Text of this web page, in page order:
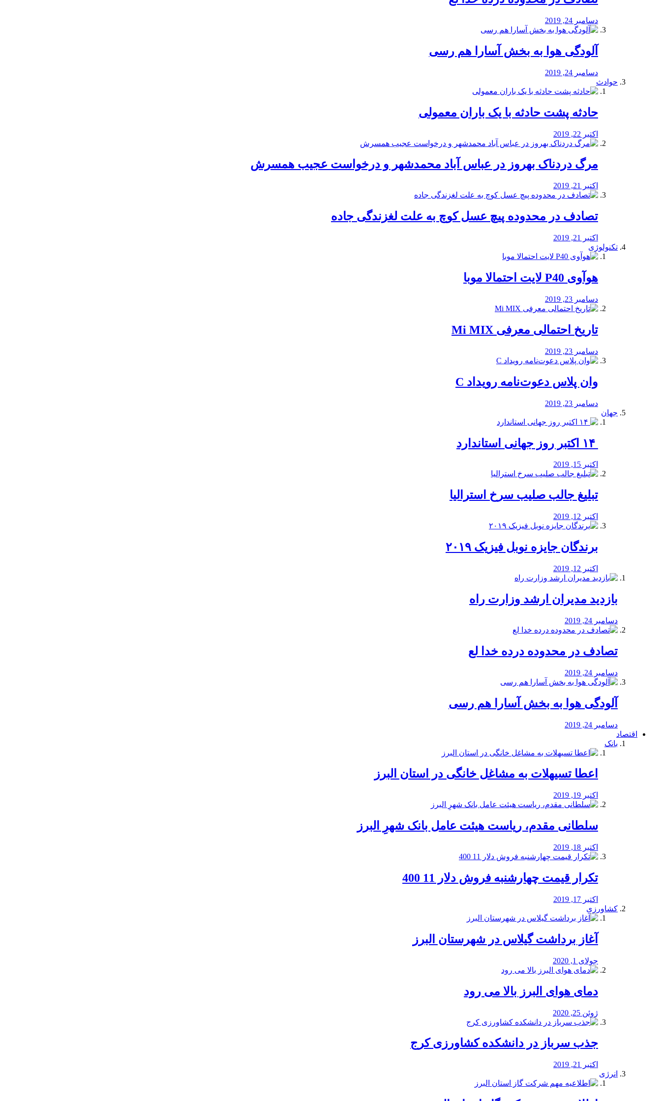
دسامبر 24, 2019
آلودگی هوا به بخش آسارا هم رسی
دسامبر 24, 2019
حوادث
️حادثه پشت حادثه با یک باران معمولی
اکتبر 22, 2019
مرگ دردناک بهروز در عباس آباد محمدشهر و درخواست عجیب همسرش
اکتبر 21, 2019
تصادف در محدوده پیچ عسل کوچ به علت لغزندگی جاده
اکتبر 21, 2019
تکنولوژی
هوآوی P40 لایت احتمالا موبا
دسامبر 23, 2019
تاریخ احتمالی معرفی Mi MIX
دسامبر 23, 2019
وان پلاس دعوت‌نامه رویداد C
دسامبر 23, 2019
جهان
اکتبر 15, 2019
تبلیغ جالب صلیب سرخ استرالیا
اکتبر 12, 2019
برندگان جایزه نوبل فیزیک ۲۰۱۹
اکتبر 12, 2019
بازدید مدیران ارشد وزارت راه
دسامبر 24, 2019
تصادف در محدوده درده خدا لع
دسامبر 24, 2019
آلودگی هوا به بخش آسارا هم رسی
دسامبر 24, 2019
اقتصاد
بانک
️اعطا تسیهلات به مشاغل خانگی در استان البرز
اکتبر 19, 2019
سلطانی مقدم، ریاست هیئت عامل بانک شهرِ البرز
اکتبر 18, 2019
تکرار قیمت چهارشنبه فروش دلار 11 400
اکتبر 17, 2019
کشاورزی
آغاز برداشت گیلاس در شهرستان البرز
جولای 1, 2020
دمای هوای البرز بالا می رود
ژوئن 25, 2020
جذب سرباز در دانشکده کشاورزی کرج
اکتبر 21, 2019
انرژی